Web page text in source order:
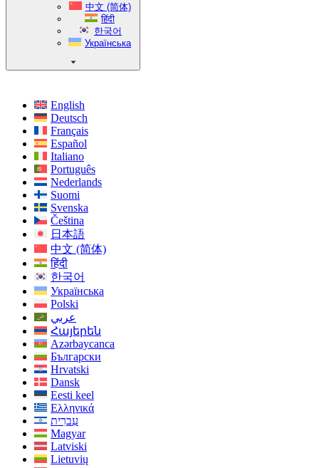
中文 (简体)
हिंदी
한국어
Українська
English
Deutsch
Français
Español
Italiano
Português
Nederlands
Suomi
Svenska
Čeština
日本語
中文 (简体)
हिंदी
한국어
Українська
Polski
عربي
Հայերեն
Azərbaycanca
Български
Hrvatski
Dansk
Eesti keel
Ελληνικά
עִברִית
Magyar
Latviski
Lietuvių